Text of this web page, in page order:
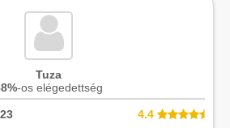
Tuza
-os elégedettség
4.4